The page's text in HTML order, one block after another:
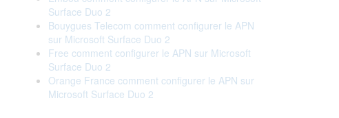
Surface Duo 2
Bouygues Telecom comment configurer le APN
sur Microsoft Surface Duo 2
Free comment configurer le APN sur Microsoft
Surface Duo 2
Orange France comment configurer le APN sur
Microsoft Surface Duo 2